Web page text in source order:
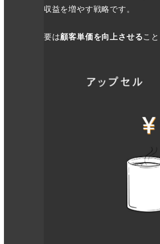
収益を増やす戦略です。
要は顧客単価を向上させること